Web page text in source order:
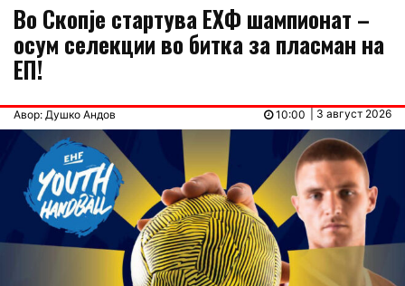
Во Скопје стартува ЕХФ шампионат –
осум селекции во битка за пласман на
ЕП!
Авор: Душко Андов | 3 август 2026
10:00